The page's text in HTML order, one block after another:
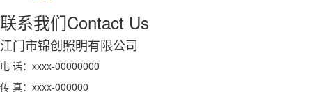
联系我们Contact Us
江门市锦创照明有限公司
电 话：xxxx-00000000
传 真：xxxx-000000